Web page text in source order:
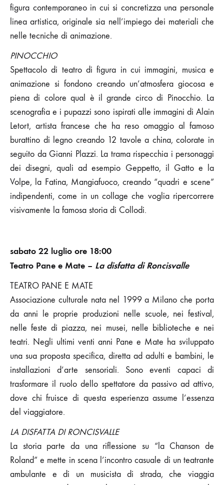
figura contemporaneo in cui si concretizza una personale
linea artistica, originale sia nell’impiego dei materiali che
nelle tecniche di animazione.
PINOCCHIO
Spettacolo di teatro di figura in cui immagini, musica e
animazione si fondono creando un’atmosfera giocosa e
piena di colore qual è il grande circo di Pinocchio. La
scenografia e i pupazzi sono ispirati alle immagini di Alain
Letort, artista francese che ha reso omaggio al famoso
burattino di legno creando 12 tavole a china, colorate in
seguito da Gianni Plazzi. La trama rispecchia i personaggi
dei disegni, quali ad esempio Geppetto, il Gatto e la
Volpe, la Fatina, Mangiafuoco, creando “quadri e scene”
indipendenti, come in un collage che voglia ripercorrere
visivamente la famosa storia di Collodi.
sabato 22 luglio ore 18:00
Teatro Pane e Mate – La disfatta di Roncisvalle
TEATRO PANE E MATE
Associazione culturale nata nel 1999 a Milano che porta
da anni le proprie produzioni nelle scuole, nei festival,
nelle feste di piazza, nei musei, nelle biblioteche e nei
teatri. Negli ultimi venti anni Pane e Mate ha sviluppato
una sua proposta specifica, diretta ad adulti e bambini, le
installazioni d’arte sensoriali. Sono eventi capaci di
trasformare il ruolo dello spettatore da passivo ad attivo,
dove chi fruisce di questa esperienza assume l’essenza
del viaggiatore.
LA DISFATTA DI RONCISVALLE
La storia parte da una riflessione su “la Chanson de
Roland” e mette in scena l’incontro casuale di un teatrante
ambulante e di un musicista di strada, che viaggia